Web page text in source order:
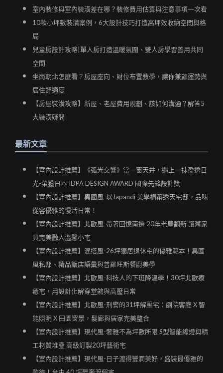
室內裝修與室內裝潢差在哪？裝修費用估算與注意事項一次看
10款小坪數裝潢案例，6大設計技巧打造高坪效收納空間與格
局
兒童房設計攻略|單人房打造溫暖氛圍、雙人房學習善用共同
空間
坐南朝北怎麼看？房屋座向、財位布置教學，讓你兼顧運勢與
居住舒適度
【房屋裝潢攻略】新屋、老屋費用規劃、該如何溝通？解答5
大裝潢疑問
最新文章
【室內設計推薦】《弧光交響》當一窗天井，遇上一抹盈透日
光-榮獲日本 IDPA DESIGN AWARD 國際先鋒設計獎
【室內設計推薦】異國風-以Japandi 美學構築透天宅邸，品味
從容優雅的慢活日常！
【室內設計推薦】北歐風-帶著回憶南遷 20年老屋翻新 讓舊家
具完美融入溫馨小宅
【室內設計推薦】混搭風-26坪獨居退休宅的優雅範本！異國
風私邸、精品飯店語彙與普羅旺斯餐廚美學
【室內設計推薦】北歐風-科技人的下班降溫學！30坪北歐療
癒宅，用設計化解穿堂煞與高壓日常
【室內設計推薦】北歐風-刑警的31坪解壓宅：劇院客廳 X 智
能照明 X 田園窗景，髮廊與居家完美整合
【室內設計推薦】現代風-奢雅不為坪數所限 S型智能線燈與精
工材質堆疊 高級訂製20坪藝術宅
【室內設計推薦】現代風-日子渡得豐潤美好，盛裝最優雅的